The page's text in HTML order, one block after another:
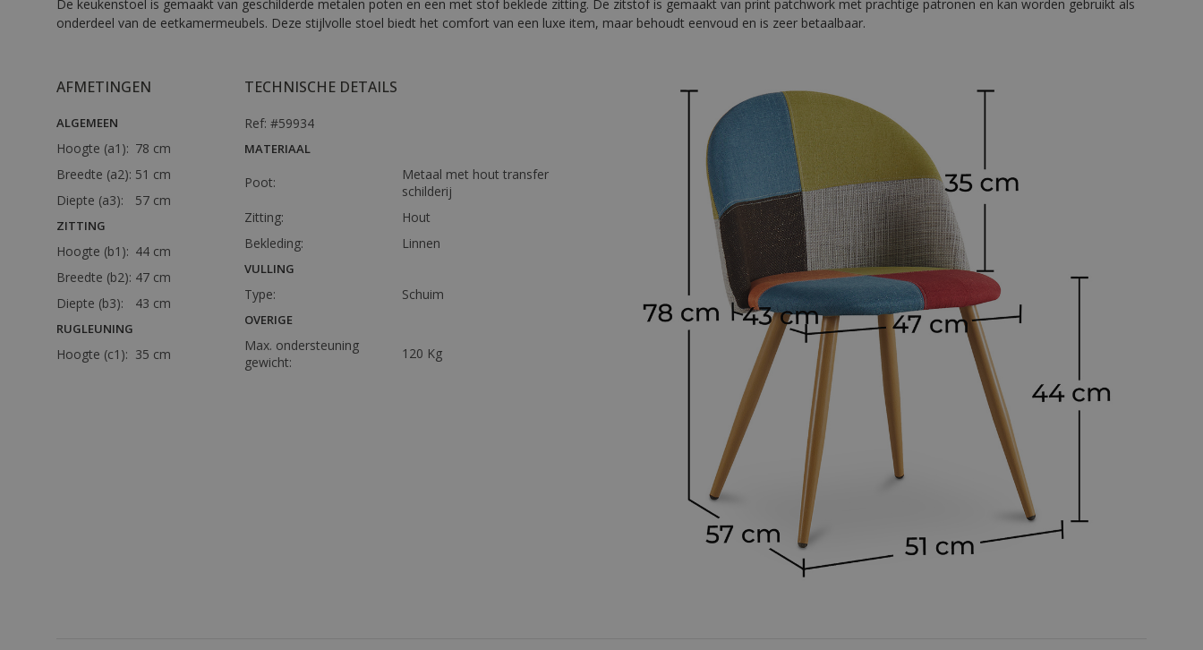
De keukenstoel is gemaakt van geschilderde metalen poten en een met stof beklede zitting. De zitstof is gemaakt van print patchwork met prachtige patronen en kan worden gebruikt als
onderdeel van de eetkamermeubels. Deze stijlvolle stoel biedt het comfort van een luxe item, maar behoudt eenvoud en is zeer betaalbaar.
AFMETINGEN
ALGEMEEN
Hoogte (a1): 78 cm
Breedte (a2): 51 cm
Diepte (a3):
57 cm
ZITTING
Hoogte (b1): 44 cm
Breedte (b2): 47 cm
Diepte (b3):
43 cm
RUGLEUNING
Hoogte (c1): 35 cm
TECHNISCHE DETAILS
Ref: #59934
MATERIAAL
Poot:
Metaal met hout transfer
schilderij
Zitting:
Hout
Bekleding:
Linnen
VULLING
Type: Schuim
OVERIGE
Max. ondersteuning
gewicht:
120 Kg